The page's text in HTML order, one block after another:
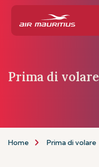
Prima di volare
Home Prima di volare